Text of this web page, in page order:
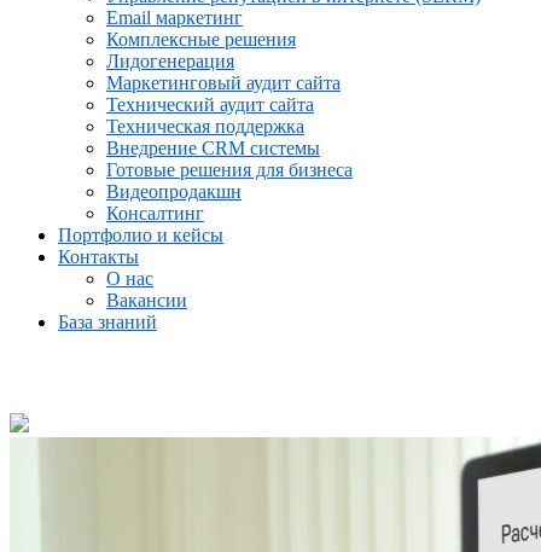
Email маркетинг
Комплексные решения
Лидогенерация
Маркетинговый аудит сайта
Технический аудит сайта
Техническая поддержка
Внедрение CRM системы
Готовые решения для бизнеса
Видеопродакшн
Консалтинг
Портфолио и кейсы
Контакты
О нас
Вакансии
База знаний